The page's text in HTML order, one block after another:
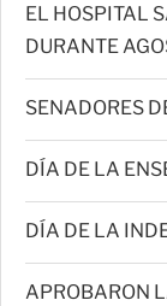
EL HOSPITAL
DURANTE
SENADORES
DÍA DE LA
DÍA DE LA
APROBARON